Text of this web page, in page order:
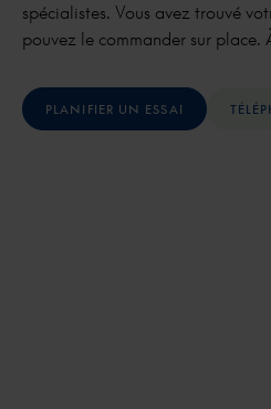
spécialistes. Vous avez trouvé
pouvez le commander sur place.
PLANIFIER UN ESSAI